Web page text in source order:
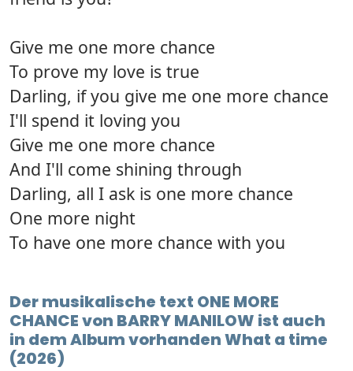
Give me one more chance
To prove my love is true
Darling, if you give me one more chance
I'll spend it loving you
Give me one more chance
And I'll come shining through
Darling, all I ask is one more chance
One more night
To have one more chance with you
Der musikalische text ONE MORE
CHANCE von BARRY MANILOW ist auch
in dem Album vorhanden What a time
(2026)